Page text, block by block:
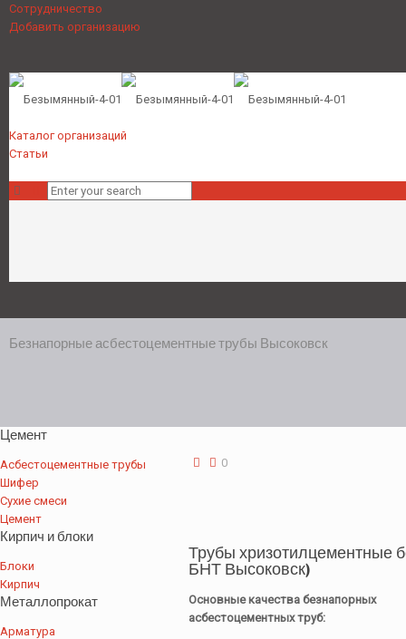
Сотрудничество
Добавить организацию
Каталог организаций
Статьи
Безнапорные асбестоцементные трубы Высоковск
0
Трубы хризотилцементные
БНТ Высоковск)
Основные качества безнапорных
асбестоцементных труб:
Цемент
Асбестоцементные трубы
Шифер
Сухие смеси
Цемент
Кирпич и блоки
Блоки
Кирпич
Металлопрокат
Арматура